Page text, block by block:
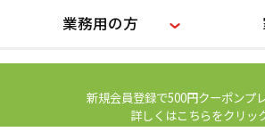
業務用の方
新規会員登録で500円クーポンプ
詳しくはこちらをクリッ